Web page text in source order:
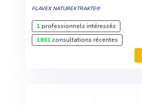
FLAVEX NATUREXTRAKTE®
1professionnels intéressés
1861consultations récentes